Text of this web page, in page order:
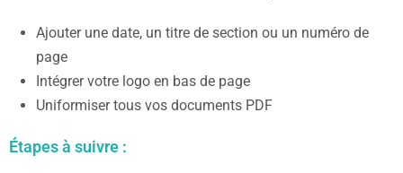
Ajouter une date, un titre de section ou un numéro de
page
Intégrer votre logo en bas de page
Uniformiser tous vos documents PDF
Étapes à suivre :